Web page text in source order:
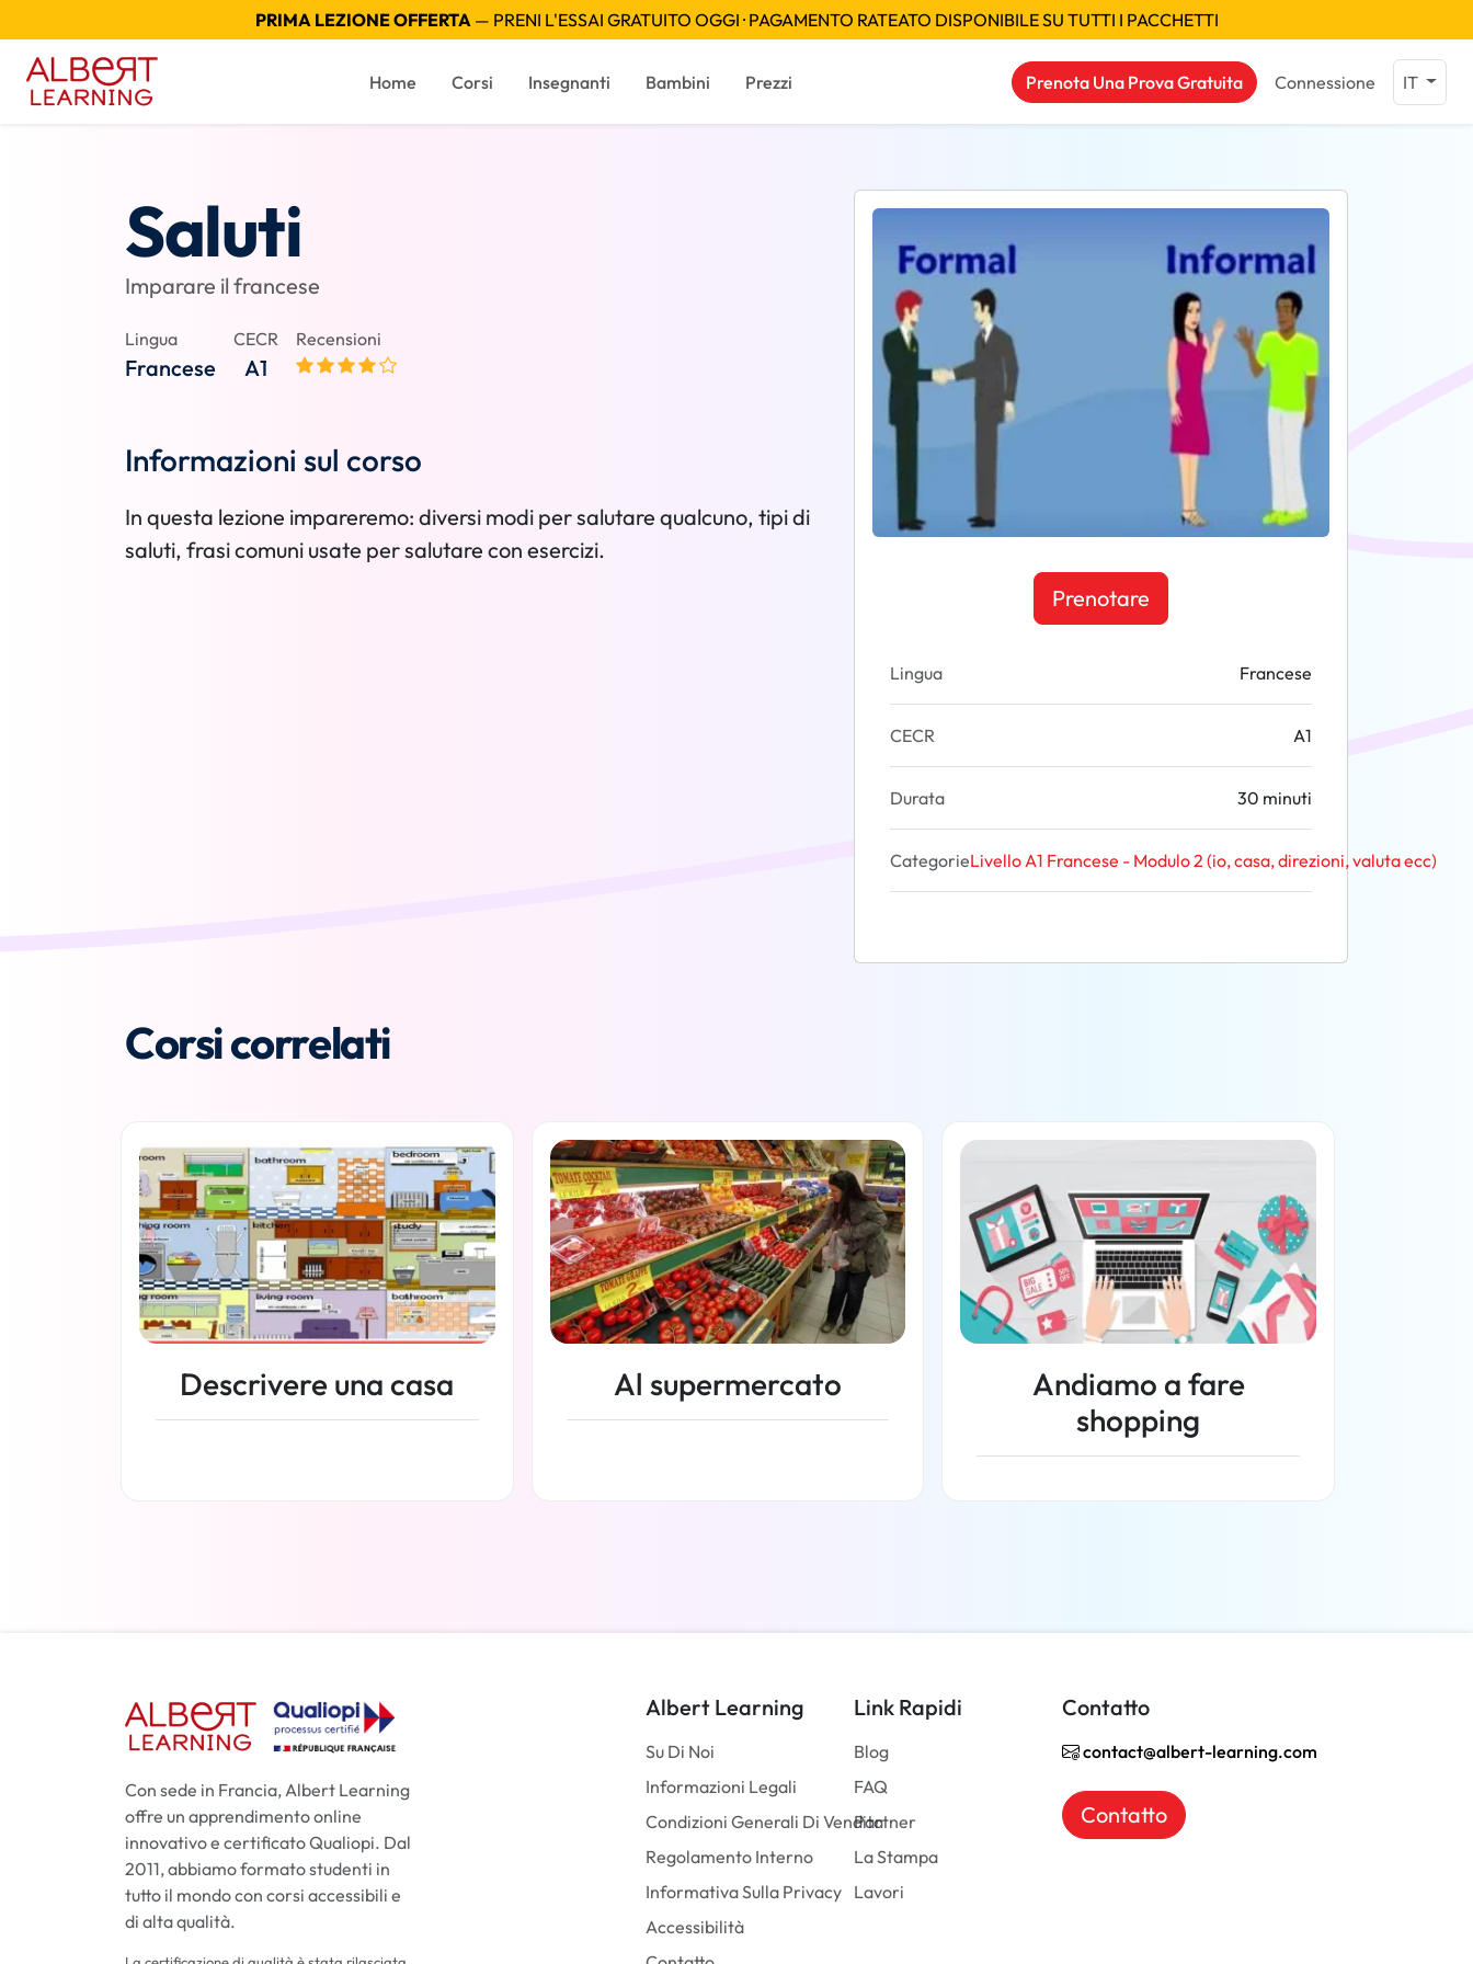
PRIMA LEZIONE OFFERTA— PRENI L'ESSAI GRATUITO OGGI · PAGAMENTO RATEATO DISPONIBILE SU TUTTI I PACCHETTI
Home Corsi Insegnanti Bambini Prezzi Prenota Una Prova Gratuita Connessione IT
Saluti
Imparare il francese
Lingua
Francese
CECR
A1
Recensioni
Informazioni sul corso
In questa lezione impareremo: diversi modi per salutare qualcuno, tipi di
saluti, frasi comuni usate per salutare con esercizi.
Prenotare
Lingua Francese
CECR A1
Durata 30 minuti
CategorieLivello A1 Francese - Modulo 2 (io, casa, direzioni, valuta ecc)
Corsi correlati
Descrivere una casa Al supermercato
Andiamo a fare
shopping
Con sede in Francia, Albert Learning
offre un apprendimento online
innovativo e certificato Qualiopi. Dal
2011, abbiamo formato studenti in
tutto il mondo con corsi accessibili e
di alta qualità.
Albert Learning
Su Di Noi
Informazioni Legali
Condizioni Generali Di Vendita
Regolamento Interno
Informativa Sulla Privacy
Accessibilità
Link Rapidi
Blog
FAQ
Partner
La Stampa
Lavori
Contatto
contact@albert-learning.com
Contatto